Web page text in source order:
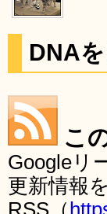
DNA
こ
Googleリ
更新情報
RSS（